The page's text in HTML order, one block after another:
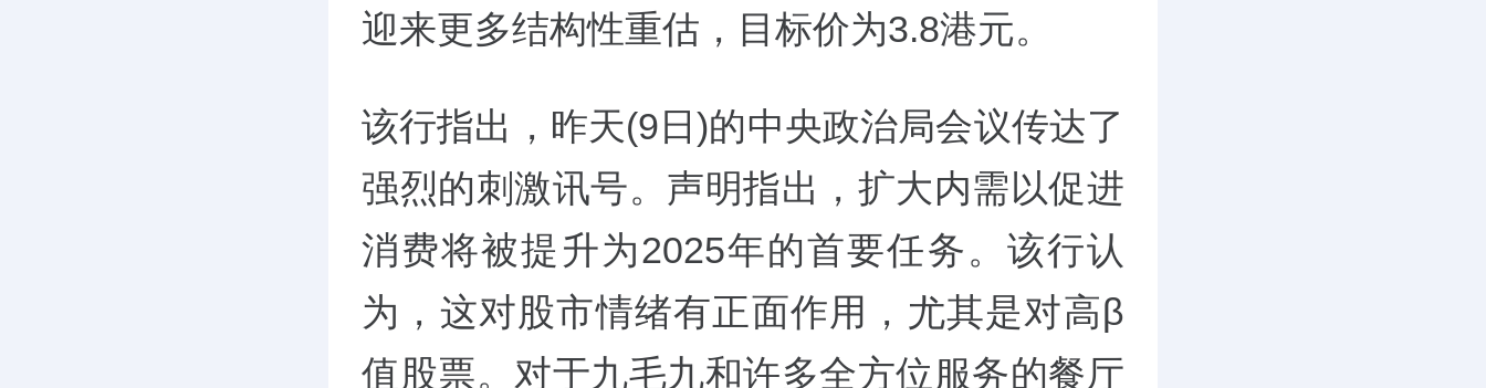
迎来更多结构性重估，目标价为3.8港元。
该行指出，昨天(9日)的中央政治局会议传达了
强烈的刺激讯号。声明指出，扩大内需以促进
消费将被提升为2025年的首要任务。该行认
为，这对股市情绪有正面作用，尤其是对高β
值股票。对于九毛九和许多全方位服务的餐厅